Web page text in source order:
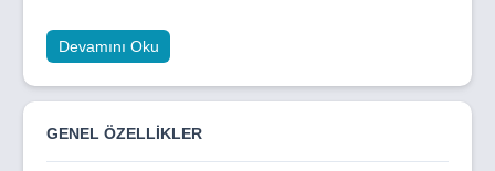
Bu görkemli deniz ve dağ manzaralarına bayılacaksınız.
Onlarca kilometre boyunca uzanan. Hem büyüyen bir
Üniversiteler, İngiliz okulları, bankalar ve mağazalar.
Kendiniz için ihtiyacınız olan her şeyi bulacaksınız.
Devamını Oku
GENEL ÖZELLİKLER